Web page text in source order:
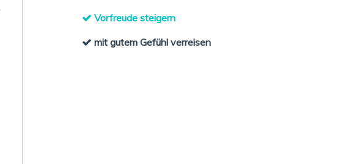
Vorfreude steigern
mit gutem Gefühl verreisen